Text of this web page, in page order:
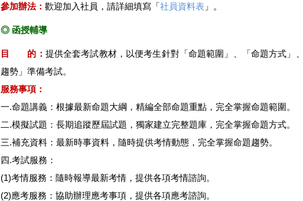
參加辦法： 歡迎加入社員，請詳細填寫「社員資料表 」。
◎ 函授輔導
目 的： 提供全套考試教材，以便考生針對「命題範圍」、「命題方式」
趨勢」準備考試。
服務事項：
一.命題講義：根據最新命題大綱，精編全部命題重點，完全掌握命題範圍。
二.模擬試題：長期追蹤歷屆試題，獨家建立完整題庫，完全掌握命題方式。
三.補充資料：最新時事資料，隨時提供考情動態，完全掌握命題趨勢。
四.考試服務：
(1)考情服務：隨時報導最新考情，提供各項考情諮詢。
(2)應考服務：協助辦理應考事項，提供各項應考諮詢。